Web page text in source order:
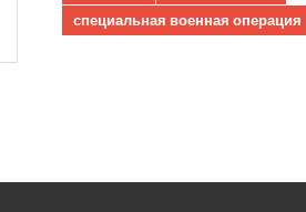
специальная военная операция